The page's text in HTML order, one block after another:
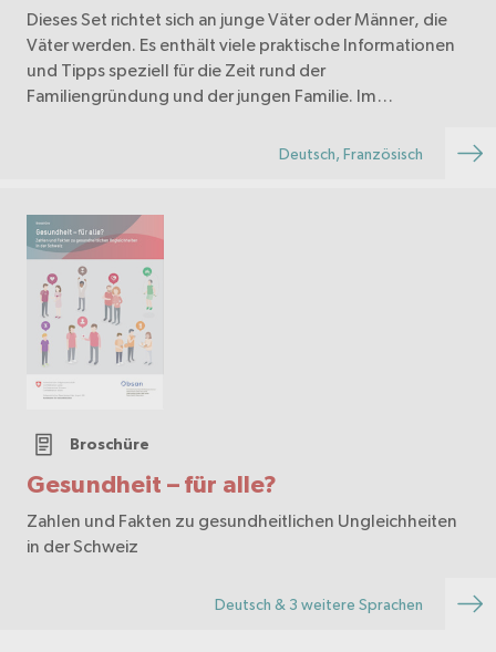
Dieses Set richtet sich an junge Väter oder Männer, die
Väter werden. Es enthält viele praktische Informationen
und Tipps speziell für die Zeit rund der
Familiengründung und der jungen Familie. Im
Deutsch, Französisch
Gesundheit – für alle?
Broschüre
Zahlen und Fakten zu gesundheitlichen Ungleichheiten
in der Schweiz
Deutsch & 3 weitere Sprachen